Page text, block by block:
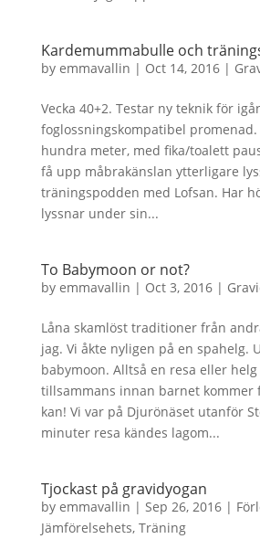
Kardemummabulle och
by emmavallin | Oct 14, 2016|
Vecka 40+2. Testar ny teknik för
foglossningskompatibel
hundra meter, med fika/toalett
få upp måbrakänslan ytterligare
träningspodden med Lofsan. Har
lyssnar under sin...
To Babymoon or not?
by emmavallin | Oct 3, 2016|
Låna skamlöst traditioner från
jag. Vi åkte nyligen på en spahelg.
babymoon. Alltså en resa eller
tillsammans innan barnet kommer
kan! Vi var på Djurönäset utanför
minuter resa kändes lagom...
Tjockast på gravidyogan
by emmavallin | Sep 26, 2016|
Jämförelsehets, Träning